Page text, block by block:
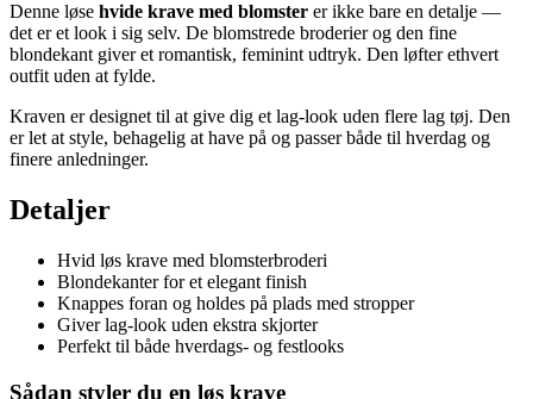
Denne løse hvide krave med blomster er ikke bare en detalje —
det er et look i sig selv. De blomstrede broderier og den fine
blondekant giver et romantisk, feminint udtryk. Den løfter ethvert
outfit uden at fylde.
Kraven er designet til at give dig et lag-look uden flere lag tøj. Den
er let at style, behagelig at have på og passer både til hverdag og
finere anledninger.
Detaljer
Hvid løs krave med blomsterbroderi
Blondekanter for et elegant finish
Knappes foran og holdes på plads med stropper
Giver lag-look uden ekstra skjorter
Perfekt til både hverdags- og festlooks
Sådan styler du en løs krave